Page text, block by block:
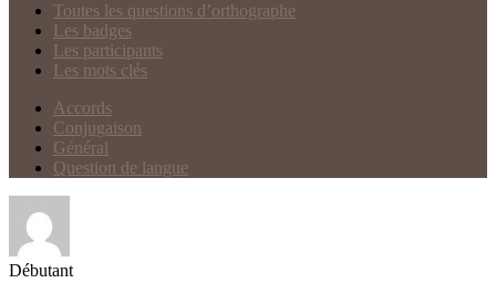
Toutes les questions d’orthographe
Les badges
Les participants
Les mots clés
Accords
Conjugaison
Général
Question de langue
Débutant